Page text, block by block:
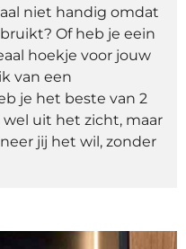
niet handig omdat
Of heb je eein
hoekje voor jouw
van een
je het beste van 2
wel uit het zicht, maar
jij het wil, zonder